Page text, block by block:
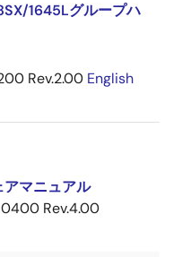
1645Lグループハ
Rev.2.00 English
アマニュアル
Rev.4.00